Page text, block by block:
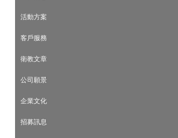
活動方案
客戶服務
衛教文章
公司願景
企業文化
招募訊息